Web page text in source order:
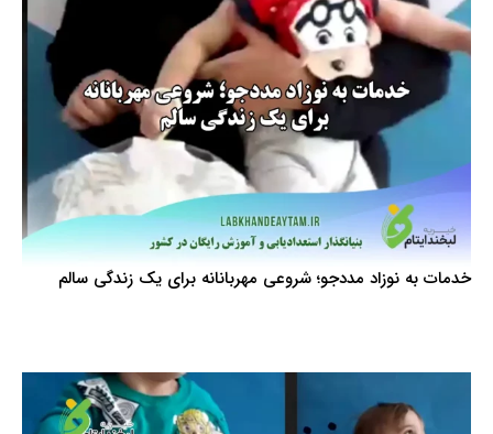
خدمات به نوزاد مددجو؛ شروعی مهربانانه برای یک زندگی سالم